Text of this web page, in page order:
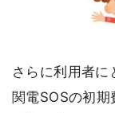
さらに利用者に
関電SOSの初